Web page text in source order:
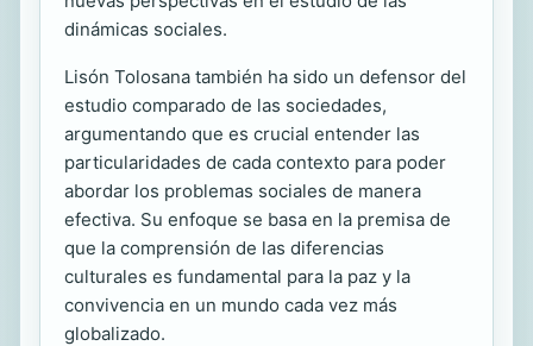
dinámicas sociales.
Lisón Tolosana también ha sido un defensor del
estudio comparado de las sociedades,
argumentando que es crucial entender las
particularidades de cada contexto para poder
abordar los problemas sociales de manera
efectiva. Su enfoque se basa en la premisa de
que la comprensión de las diferencias
culturales es fundamental para la paz y la
convivencia en un mundo cada vez más
globalizado.